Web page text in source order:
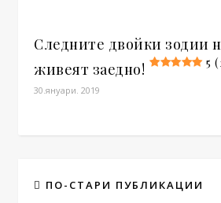
Следните двойки зодии
живеят заедно!
5
30.януари. 2019
ПО-СТАРИ ПУБЛИКАЦИИ